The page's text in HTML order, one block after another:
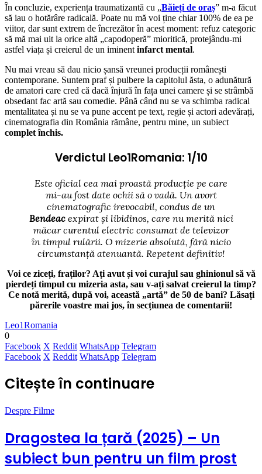
În concluzie, experiența traumatizantă cu „Băieți de oraș” m-a făcut
să iau o hotărâre radicală. Poate nu mă voi ține chiar 100% de ea pe
viitor, dar sunt extrem de încrezător în acest moment: refuz categoric
să mă mai uit la orice altă „capodoperă” mioritică, protejându-mi
astfel viața și creierul de un iminent infarct mental.
Nu mai vreau să dau nicio șansă vreunei producții românești
contemporane. Suntem praf și pulbere la capitolul ăsta, o adunătură
de amatori care cred că dacă înjură în fața unei camere și se strâmbă
obsedant fac artă sau comedie. Până când nu se va schimba radical
mentalitatea și nu se va pune accent pe text, regie și actori adevărați,
cinematografia din România rămâne, pentru mine, un subiect
complet închis.
Verdictul Leo1Romania: 1/10
Este oficial cea mai proastă producție pe care
mi-au fost date ochii să o vadă. Un avort
cinematografic irevocabil, condus de un
Bendeacexpirat și libidinos, care nu merită nici
măcar curentul electric consumat de televizor
în timpul rulării. O mizerie absolută, fără nicio
circumstanță atenuantă. Repetent definitiv!
Voi ce ziceți, fraților? Ați avut și voi curajul sau ghinionul să vă
pierdeți timpul cu mizeria asta, sau v-ați salvat creierul la timp?
Ce notă merită, după voi, această „artă” de 50 de bani? Lăsați
părerile voastre mai jos, în secțiunea de comentarii!
Leo1Romania
0
Facebook X Reddit WhatsApp Telegram
Facebook X Reddit WhatsApp Telegram
Citește în continuare
Despre Filme
Dragostea la țară (2025) – Un
subiect bun pentru un film prost